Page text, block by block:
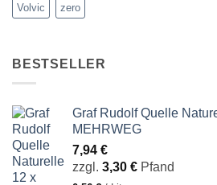
Volvic zero
BESTSELLER
Graf Rudolf Quelle
MEHRWEG
7,94 €
zzgl. 3,30 € Pfand